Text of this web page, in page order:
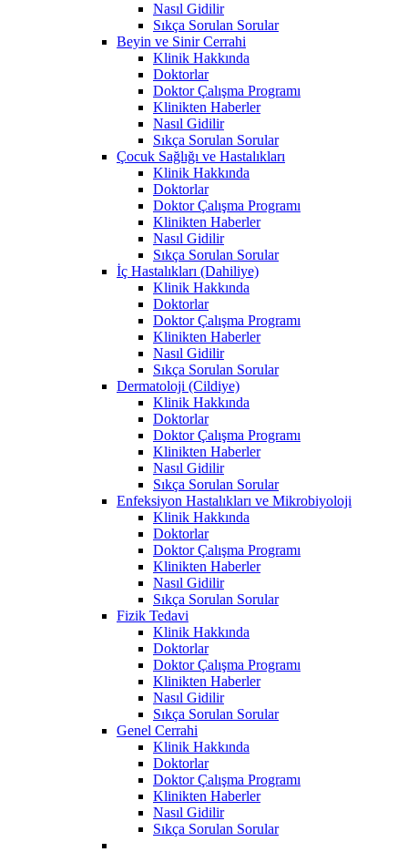
Nasıl Gidilir
Sıkça Sorulan Sorular
Beyin ve Sinir Cerrahi
Klinik Hakkında
Doktorlar
Doktor Çalışma Programı
Klinikten Haberler
Nasıl Gidilir
Sıkça Sorulan Sorular
Çocuk Sağlığı ve Hastalıkları
Klinik Hakkında
Doktorlar
Doktor Çalışma Programı
Klinikten Haberler
Nasıl Gidilir
Sıkça Sorulan Sorular
İç Hastalıkları (Dahiliye)
Klinik Hakkında
Doktorlar
Doktor Çalışma Programı
Klinikten Haberler
Nasıl Gidilir
Sıkça Sorulan Sorular
Dermatoloji (Cildiye)
Klinik Hakkında
Doktorlar
Doktor Çalışma Programı
Klinikten Haberler
Nasıl Gidilir
Sıkça Sorulan Sorular
Enfeksiyon Hastalıkları ve Mikrobiyoloji
Klinik Hakkında
Doktorlar
Doktor Çalışma Programı
Klinikten Haberler
Nasıl Gidilir
Sıkça Sorulan Sorular
Fizik Tedavi
Klinik Hakkında
Doktorlar
Doktor Çalışma Programı
Klinikten Haberler
Nasıl Gidilir
Sıkça Sorulan Sorular
Genel Cerrahi
Klinik Hakkında
Doktorlar
Doktor Çalışma Programı
Klinikten Haberler
Nasıl Gidilir
Sıkça Sorulan Sorular